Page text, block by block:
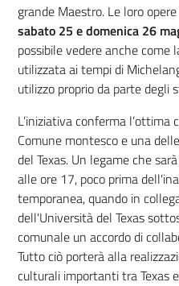
grande Maestro. Le loro
sabato 25 e domenica 26
possibile vedere anche come
utilizzata ai tempi di
utilizzo proprio da parte degli
L’iniziativa conferma
Comune montesco e una
del Texas. Un legame che
alle ore 17, poco prima
temporanea, quando in
dell'Università del Texas
comunale un accordo di
Tutto ciò porterà alla
culturali importanti tra Texas